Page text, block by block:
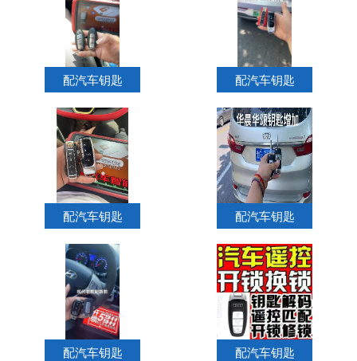
配汽车钥匙 配汽车钥匙
配汽车钥匙 配汽车钥匙
配汽车钥匙 配汽车钥匙